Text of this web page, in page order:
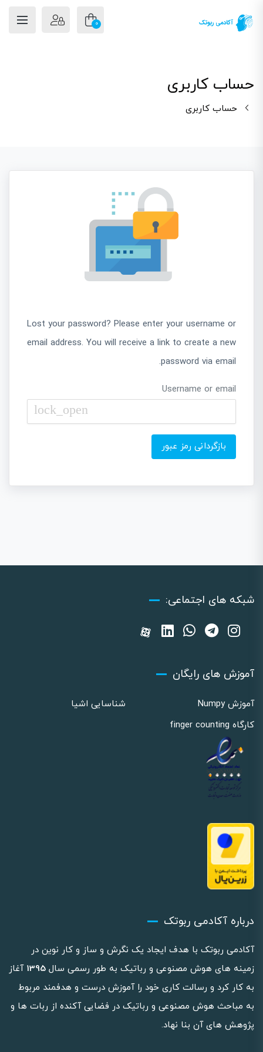
0
حساب کاربری
حساب کاربری
Lost your password? Please enter your username or
email address. You will receive a link to create a new
password via email.
Username or email
lock_open
بازگردانی رمز عبور
شبکه های اجتماعی:
آموزش های رایگان
آموزش Numpy
شناسایی اشیا
کارگاه finger counting
درباره آکادمی ربوتک
آکادمی ربوتک با هدف ایجاد یک نگرش و ساز و کار نوین در
زمینه های هوش مصنوعی و رباتیک به طور رسمی سال 1395 آغاز
به کار کرد و رسالت کاری خود را آموزش درست و هدفمند مربوط
به مباحث هوش مصنوعی و رباتیک در فضایی آکنده از ربات ها و
پژوهش های آن بنا نهاد.